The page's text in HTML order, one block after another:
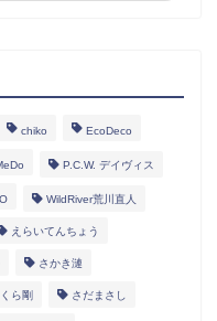
chiko EcoDeco
P.C.W. デイヴィス
WildRiver荒川直人
えらいてんちょう
さかき漣
ら剛 さだまさし